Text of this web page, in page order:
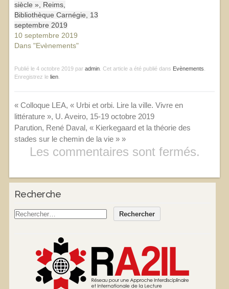
siècle », Reims,
Bibliothèque Carnégie, 13
septembre 2019
10 septembre 2019
Dans "Evènements"
Publié le 4 octobre 2019 par admin. Cet article a été publié dans Evènements
Enregistrez le lien.
«Colloque LEA, « Urbi et orbi. Lire la ville. Vivre en
littérature », U. Aveiro, 15-19 octobre 2019
Parution, René Daval, « Kierkegaard et la théorie des
stades sur le chemin de la vie » »
Les commentaires sont fermés.
Recherche